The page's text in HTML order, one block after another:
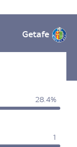
Getafe
28.4%
1